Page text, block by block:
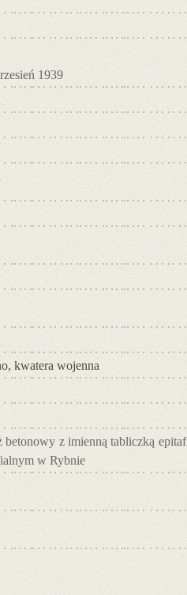
1939
kwatera wojenna
betonowy z imienną tabliczką
w Rybnie